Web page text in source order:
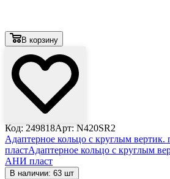
В корзину
Код: 249818Арт: N420SR2
Aдаптерное кольцо с круглым
пластAдаптерное кольцо с круглым
АНИ пласт
В наличии: 63 шт